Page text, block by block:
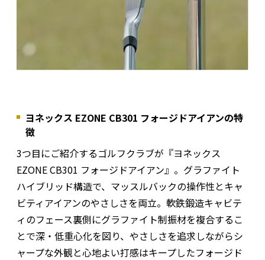
ヨネックス EZONE CB301 フォージドアイアンの特
徴
3つ目にご紹介するゴルフクラブが『ヨネックス
EZONE CB301 フォージドアイアン』。グラファイト
ハイブリッド構造で、マッスルバックの操作性とキャ
ビティアイアンのやさしさを両立。軟鉄鍛造キャビテ
ィのフェース裏側にグラファイト制振材を複合するこ
とで深・低重心化を図り、やさしさを追求しながらシ
ャープな外観と心地よい打感はキープしたフォージド